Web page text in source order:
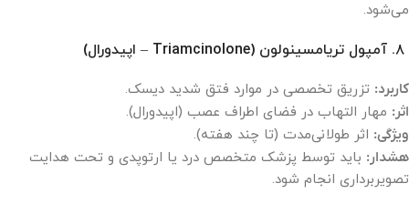
می‌شود.
کاربرد: تزریق تخصصی در موارد فتق شدید دیسک.
اثر: مهار التهاب در فضای اطراف عصب (اپیدورال).
ویژگی: اثر طولانی‌مدت (تا چند هفته).
هشدار: باید توسط پزشک متخصص درد یا ارتوپدی و تحت هدایت
تصویربرداری انجام شود.